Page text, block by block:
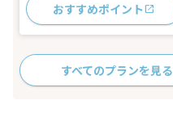
おすすめポイント
すべてのプランを見る